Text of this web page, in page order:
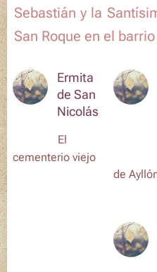
Sebastián y la
San Roque en el
Ermita
de San
Nicolás
El
cementerio viejo
El
de